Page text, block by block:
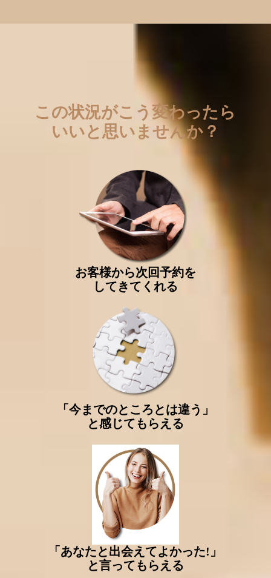
この状況がこう変わったら
いいと思いませんか？
お客様から次回予約を
してきてくれる
「今までのところとは違う」
と感じてもらえる
「あなたと出会えてよかった!」
と言ってもらえる